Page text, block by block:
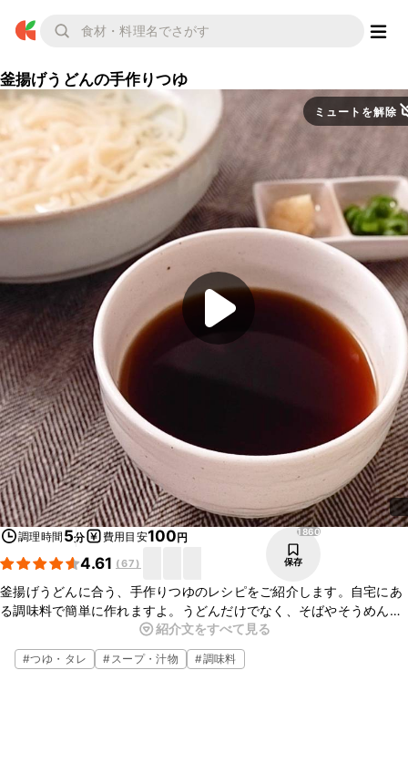
釜揚げうどんの手作りつゆ
ミュートを解除
調理時間 5分 費用目安100円
4.61 (67)
1860
保存
釜揚げうどんに合う、手作りつゆのレシピをご紹介します。自宅にあ
る調味料で簡単に作れますよ。うどんだけでなく、そばやそうめんの
つゆにも使えるので、ぜひお試しくださいね。
紹介文をすべて見る
#つゆ・タレ #スープ・汁物 #調味料